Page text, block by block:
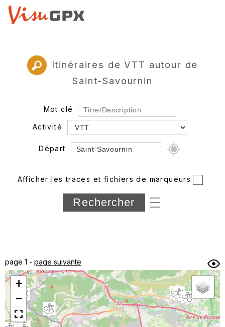
Itinéraires de VTT autour de
Saint-Savournin
Mot clé
Activité
Départ
Département
Longueur min/max
sous-dossiers
Trier par
Horodatage Photos
Afficher les traces et fichiers de marqueurs
page 1 - page suivante
+
−